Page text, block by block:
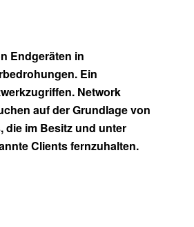
Endgeräten in
Ein
Network
auf der Grundlage von
die im Besitz und unter
Clients fernzuhalten.